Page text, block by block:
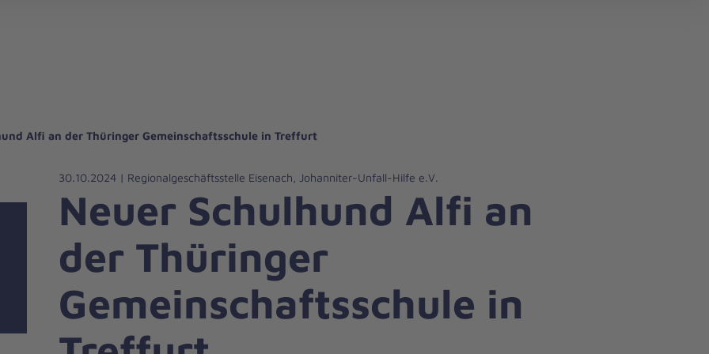
Alfi an der Thüringer Gemeinschaftsschule in Treffurt
30.10.2024 | Regionalgeschäftsstelle Eisenach, Johanniter-Unfall-Hilfe e.V.
Neuer Schulhund Alfi an
der Thüringer
Gemeinschaftsschule in